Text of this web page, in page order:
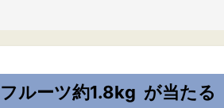
ルーツ約1.8kg が当たる